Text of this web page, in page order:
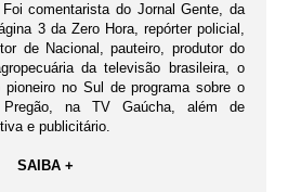
comentarista do Jornal Gente, da
3 da Zero Hora, repórter policial,
de Nacional, pauteiro, produtor do
da televisão brasileira, o
no Sul de programa sobre o
Pregão, na TV Gaúcha, além de
e publicitário.
SAIBA +